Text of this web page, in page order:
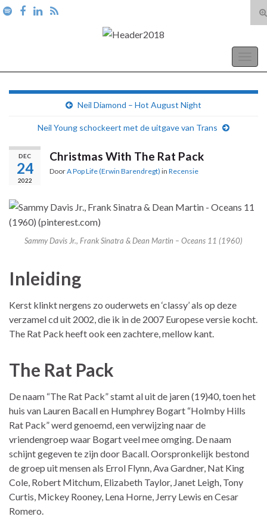
Search for:
Neil Diamond – Hot August Night
Neil Young schockeert met de uitgave van Trans
DEC
24
2022
Christmas With The Rat Pack
DoorA Pop Life (Erwin Barendregt) in Recensie
Sammy Davis Jr., Frank Sinatra & Dean Martin – Oceans 11 (1960)
Inleiding
Kerst klinkt nergens zo ouderwets en ‘classy’ als op deze
verzamel cd uit 2002, die ik in de 2007 Europese versie kocht.
The Rat Pack heeft ook een zachtere, mellow kant.
The Rat Pack
De naam “The Rat Pack” stamt al uit de jaren (19)40, toen het
huis van Lauren Bacall en Humphrey Bogart “Holmby Hills
Rat Pack” werd genoemd, een verwijzing naar de
vriendengroep waar Bogart veel mee omging. De naam
schijnt gegeven te zijn door Bacall. Oorspronkelijk bestond
de groep uit mensen als Errol Flynn, Ava Gardner, Nat King
Cole, Robert Mitchum, Elizabeth Taylor, Janet Leigh, Tony
Curtis, Mickey Rooney, Lena Horne, Jerry Lewis en Cesar
Romero.